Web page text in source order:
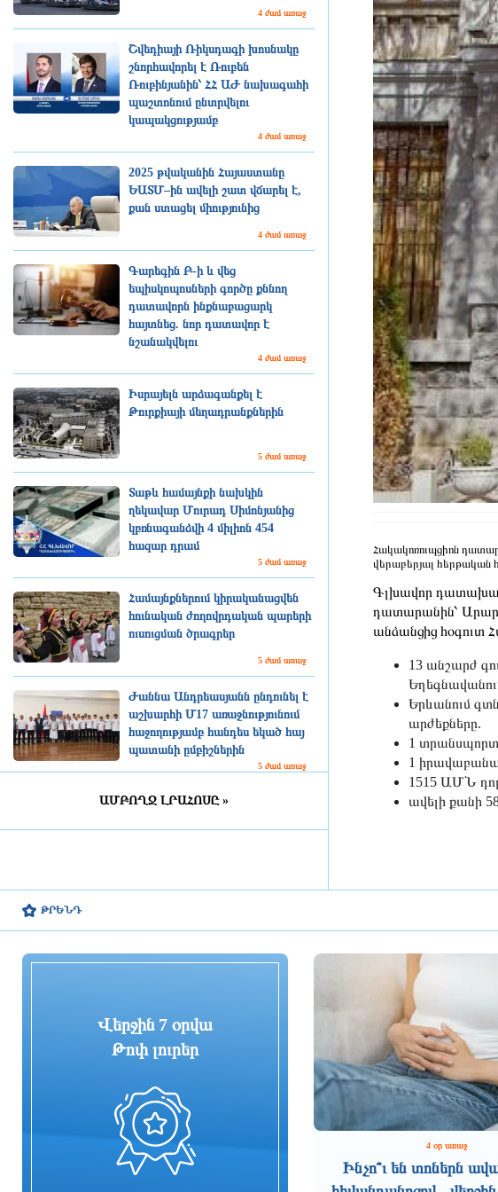
4 ժամ առաջ
Շվեդիայի Ռիկսդագի խոսնակը
շնորհավորել է Ռուբեն
Ռուբինյանին՝ ՀՀ ԱԺ նախագահի
պաշտոնում ընտրվելու
կապակցությամբ
4 ժամ առաջ
2025 թվականին Հայաստանը
ԵԱՏՄ–ին ավելի շատ վճարել է,
քան ստացել միությունից
4 ժամ առաջ
Գարեգին Բ-ի և վեց
եպիսկոպոսների գործը քննող
դատավորն ինքնաբացարկ
հայտնեց. նոր դատավոր է
նշանակվելու
4 ժամ առաջ
Իսրայելն արձագանքել է
Թուրքիայի մեղադրանքներին
5 ժամ առաջ
Տաթև համայնքի նախկին
ղեկավար Մուրադ Սիմոնյանից
կբռնագանձվի 4 միլիոն 454
հազար դրամ
5 ժամ առաջ
Համայնքներում կիրականացվեն
հունական ժողովրդական պարերի
ուսուցման ծրագրեր
5 ժամ առաջ
Ժաննա Անդրեասյանն ընդունել է
աշխարհի Մ17 առաջնությունում
հաջողությամբ հանդես եկած հայ
պատանի ըմբիշներին
5 ժամ առաջ
Դատախազությունն
հայտնաբերել է մի շարք
«Նավասարդը»՝ 5 տարեկան․
ձևաչափով
պատվիրակության այցը Լիտվա
ՀԷՑ-ում հաշվիչների գնման
ԱՄԲՈՂՋ ԼՐԱՀՈՍԸ »
Հակակոռուպցիոն
վերաբերյալ հերթական
Գլխավոր
դատարանին՝
անձանցից հօգուտ
13 անշարժ
Երևանում
արժեքները.
1
1
1515 ԱՄՆ
ավելի քանի
ԹՐԵՆԴ
Վերջին 7 օրվա
Թոփ լուրեր
4 օր առաջ
Ինչո՞ւ են տոներն